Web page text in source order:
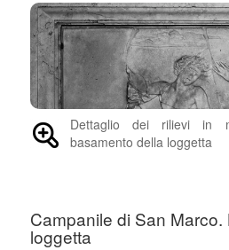
Dettaglio dei rilievi in
basamento della loggetta
Campanile di San
loggetta